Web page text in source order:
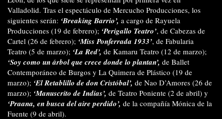
Valladolid. Tras el espectáculo de Mercucho Producciones, los
siguientes serán: ‘Breaking Barrio’, a cargo de Rayuela
Producciones (19 de febrero); ‘Perigallo Teatro’, de Cabezas de
Cartel (26 de febrero); ‘Miss Ponferrada 1933’, de Fabularia
Teatro (5 de marzo); ‘La Red’, de Kamaru Teatro (12 de marzo);
‘Soy como un árbol que crece donde lo plantan’, de Ballet
Contemporáneo de Burgos y La Quimera de Plástico (19 de
marzo); ‘El Retablillo de don Cristóbal’, de Nao D’Amores (26 de
marzo); ‘Manuscrito de Indias’, de Teatro Poniente (2 de abril) y
‘Praana, en busca del aire perdido’, de la compañía Mónica de la
Fuente (9 de abril).